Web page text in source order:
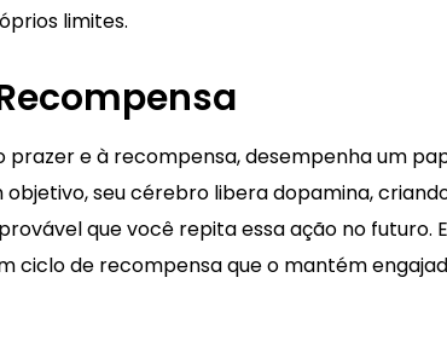
limites.
e à recompensa, desempenha um
seu cérebro libera dopamina,
que você repita essa ação no futuro.
de recompensa que o mantém